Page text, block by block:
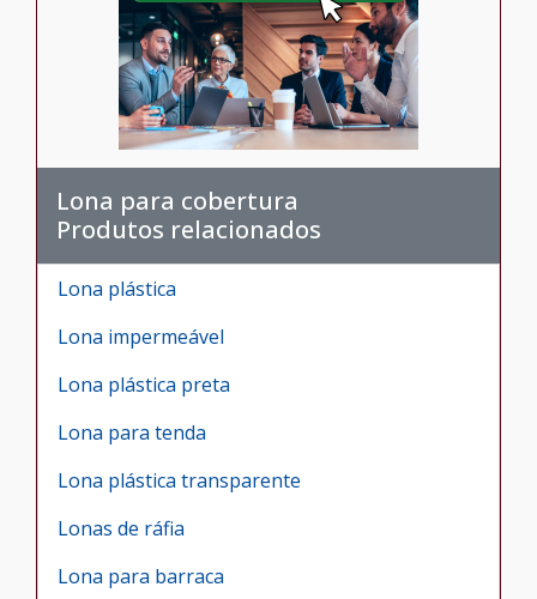
Lona para cobertura
Produtos relacionados
Lona plástica
Lona impermeável
Lona plástica preta
Lona para tenda
Lona plástica transparente
Lonas de ráfia
Lona para barraca